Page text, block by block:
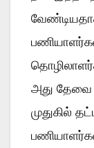
அது
முதுகில்